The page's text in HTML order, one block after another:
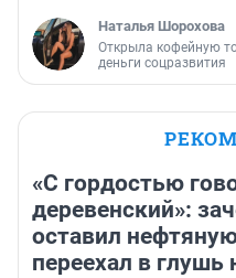
Наталья Шорохова
Открыла кофейную
деньги соцразвития
«С гордостью
деревенский»:
оставил
переехал в глушь